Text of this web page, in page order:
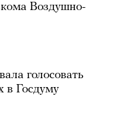
Воздушно-
голосовать
в Госдуму